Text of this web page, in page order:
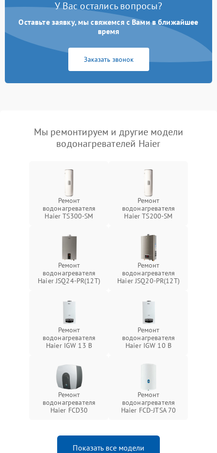
У Вас остались вопросы?
Оставьте заявку, мы свяжемся с Вами в ближайшее
время
Заказать звонок
Мы ремонтируем и другие модели
водонагревателей Haier
Ремонт
водонагревателя
Haier TS300-SM
Ремонт
водонагревателя
Haier TS200-SM
Ремонт
водонагревателя
Haier JSQ24-PR(12T)
Ремонт
водонагревателя
Haier JSQ20-PR(12T)
Ремонт
водонагревателя
Haier IGW 13 B
Ремонт
водонагревателя
Haier IGW 10 B
Ремонт
водонагревателя
Haier FCD30
Ремонт
водонагревателя
Haier FCD-JTSA 70
Показать все модели